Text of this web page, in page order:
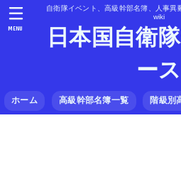
自衛隊イベント、高級幹部名簿、人事異
wiki
日本国自衛
ース
ホーム 高級幹部名簿一覧 階級別
MENU